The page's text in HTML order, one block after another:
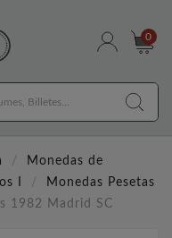
0
Monedas de
I
Monedas Pesetas
1982 Madrid SC